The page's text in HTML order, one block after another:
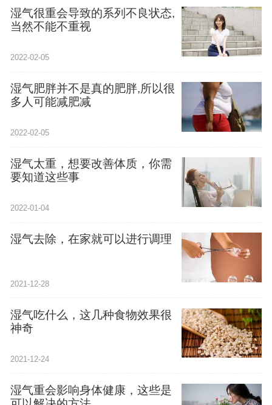
湿气很重会导致的系列不良状态,
当然不能不重视
2022-02-05
湿气肥胖并不是真的肥胖,所以很
多人可能减肥减
2022-02-05
湿气太重，想要改善体质，你需
要知道这些事
2022-01-04
湿气去除，在家就可以进行调理
2021-12-28
湿气吃什么，这几种食物效果很
神奇
2021-12-24
湿气重会影响身体健康，这些是